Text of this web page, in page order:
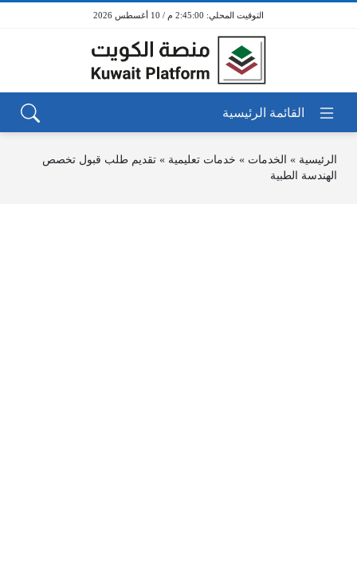
2:45:00 م / 10 أغسطس 2026
الرئيسية » الخدمات » خدمات تعليمية » تقديم طلب قبول تخصص
الهندسة الطبية